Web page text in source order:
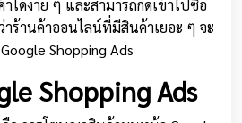
ได้ง่าย ๆ และสามารถกดเข้าไปซื้อ
ร้านค้าออนไลน์ที่มีสินค้าเยอะ ๆ จะ
Shopping Ads
Shopping Ads